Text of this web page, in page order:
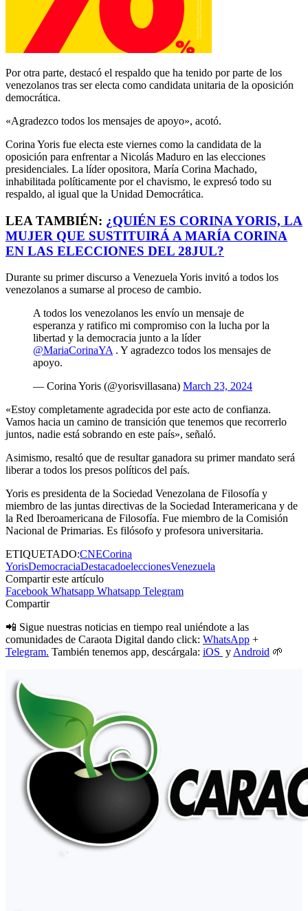
Por otra parte, destacó el respaldo que ha tenido por parte de los
venezolanos tras ser electa como candidata unitaria de la oposición
democrática.
«Agradezco todos los mensajes de apoyo», acotó.
Corina Yoris fue electa este viernes como la candidata de la
oposición para enfrentar a Nicolás Maduro en las elecciones
presidenciales. La líder opositora, María Corina Machado,
inhabilitada políticamente por el chavismo, le expresó todo su
respaldo, al igual que la Unidad Democrática.
LEA TAMBIÉN: ¿QUIÉN ES CORINA YORIS, LA
MUJER QUE SUSTITUIRÁ A MARÍA CORINA
EN LAS ELECCIONES DEL 28JUL?
Durante su primer discurso a Venezuela Yoris invitó a todos los
venezolanos a sumarse al proceso de cambio.
A todos los venezolanos les envío un mensaje de
esperanza y ratifico mi compromiso con la lucha por la
libertad y la democracia junto a la líder
@MariaCorinaYA . Y agradezco todos los mensajes de
apoyo.
— Corina Yoris (@yorisvillasana) March 23, 2024
«Estoy completamente agradecida por este acto de confianza.
Vamos hacia un camino de transición que tenemos que recorrerlo
juntos, nadie está sobrando en este país», señaló.
Asimismo, resaltó que de resultar ganadora su primer mandato será
liberar a todos los presos políticos del país.
Yoris es presidenta de la Sociedad Venezolana de Filosofía y
miembro de las juntas directivas de la Sociedad Interamericana y de
la Red Iberoamericana de Filosofía. Fue miembro de la Comisión
Nacional de Primarias. Es filósofo y profesora universitaria.
ETIQUETADO:CNECorina
YorisDemocraciaDestacadoeleccionesVenezuela
Compartir este artículo
Facebook Whatsapp Whatsapp Telegram
Compartir
📲 Sigue nuestras noticias en tiempo real uniéndote a las
comunidades de Caraota Digital dando click: WhatsApp +
Telegram. También tenemos app, descárgala: iOS y Android 🌱